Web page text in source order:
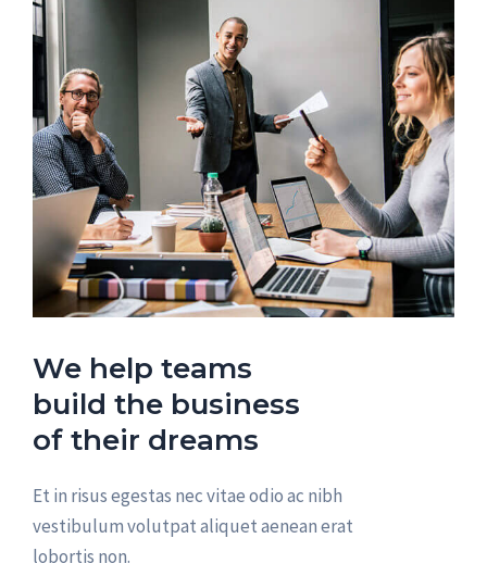
We help teams
build the business
of their dreams
Et in risus egestas nec vitae odio ac nibh
vestibulum volutpat aliquet aenean erat
lobortis non.